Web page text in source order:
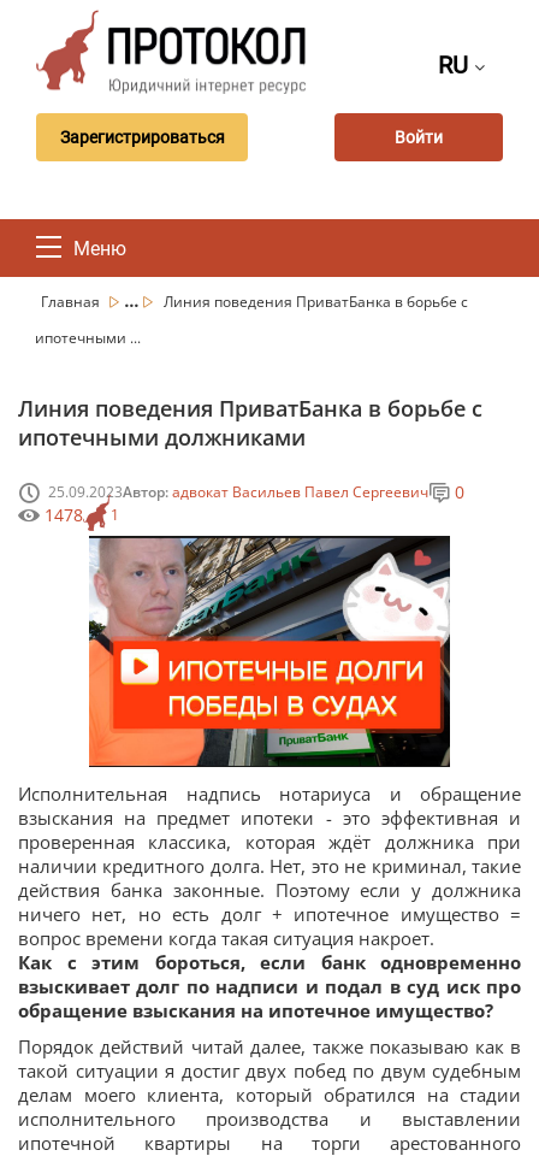
RU
Зарегистрироваться Войти
Меню
Главная ...
Линия поведения ПриватБанка в борьбе с
ипотечными ...
Линия поведения ПриватБанка в борьбе с
ипотечными должниками
25.09.2023Автор:адвокат Васильев Павел Сергеевич
1
0
1478
Исполнительная надпись нотариуса и обращение
взыскания на предмет ипотеки - это эффективная и
проверенная классика, которая ждёт должника при
наличии кредитного долга. Нет, это не криминал, такие
действия банка законные. Поэтому если у должника
ничего нет, но есть долг + ипотечное имущество =
вопрос времени когда такая ситуация накроет.
Как с этим бороться, если банк одновременно
взыскивает долг по надписи и подал в суд иск про
обращение взыскания на ипотечное имущество?
Порядок действий читай далее, также показываю как в
такой ситуации я достиг двух побед по двум судебным
делам моего клиента, который обратился на стадии
исполнительного производства и выставлении
ипотечной квартиры на торги арестованного